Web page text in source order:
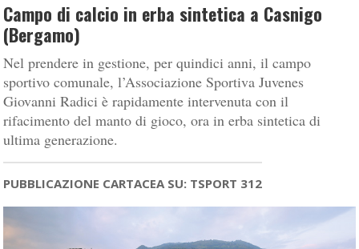
Campo di calcio in erba sintetica a Casnigo
(Bergamo)
Nel prendere in gestione, per quindici anni, il campo
sportivo comunale, l’Associazione Sportiva Juvenes
Giovanni Radici è rapidamente intervenuta con il
rifacimento del manto di gioco, ora in erba sintetica di
ultima generazione.
PUBBLICAZIONE CARTACEA SU: TSPORT 312